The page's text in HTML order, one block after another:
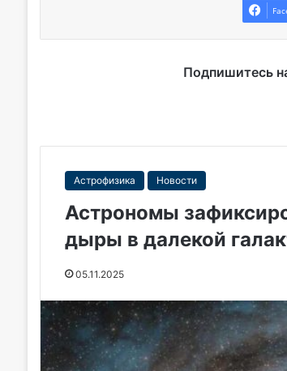
Подпишитесь